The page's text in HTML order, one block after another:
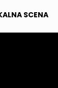
SCENA